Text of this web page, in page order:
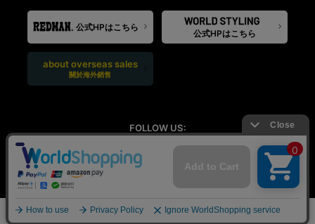
公式HPはこちら
公式HPはこちら
about overseas sales
關於海外銷售
FOLLOW US:
Copyright ©REDMAN. Co., Ltd. All Rights Reserved.